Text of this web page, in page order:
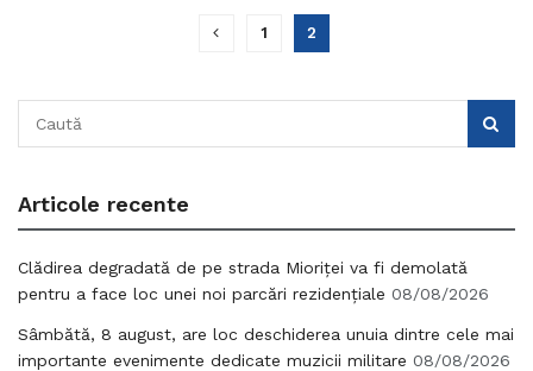
1 2
Articole recente
Clădirea degradată de pe strada Mioriței va fi demolată
pentru a face loc unei noi parcări rezidențiale 08/08/2026
Sâmbătă, 8 august, are loc deschiderea unuia dintre cele mai
importante evenimente dedicate muzicii militare 08/08/2026